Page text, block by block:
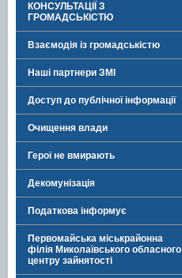
КОНСУЛЬТАЦІЇ З
ГРОМАДСЬКІСТЮ
Взаємодія із громадськістю
Наші партнери ЗМІ
Доступ до публічної інформації
Очищення влади
Герої не вмирають
Декомунізація
Податкова інформує
Первомайська міськрайонна
філія Миколаївського обласного
центру зайнятості